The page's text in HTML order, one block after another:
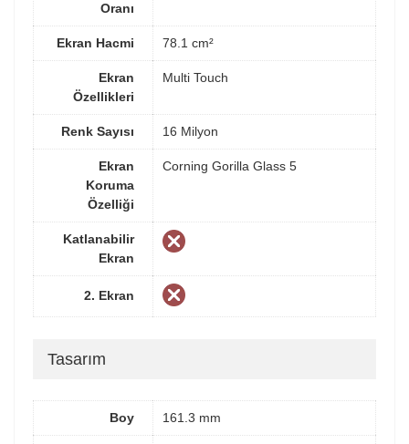
Oranı
Ekran Hacmi 78.1 cm²
Ekran
Özellikleri
Multi Touch
Renk Sayısı 16 Milyon
Ekran
Koruma
Özelliği
Corning Gorilla Glass 5
Katlanabilir
Ekran
2. Ekran
Tasarım
Boy 161.3 mm